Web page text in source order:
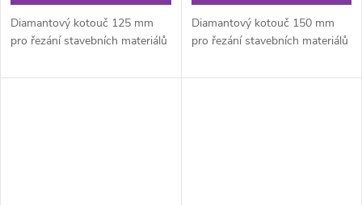
Diamantový kotouč 125 mm
pro řezání stavebních materiálů
Diamantový kotouč 150 mm
pro řezání stavebních materiálů